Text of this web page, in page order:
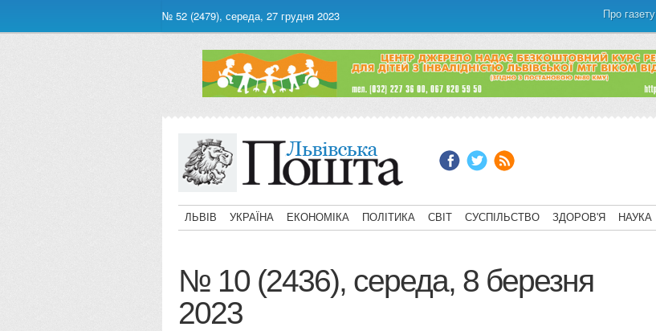
№ 52 (2479), середа, 27 грудня 2023 Про газету
ЛЬВІВ УКРАЇНА ЕКОНОМІКА ПОЛІТИКА СВІТ СУСПІЛЬСТВО ЗДОРОВ'Я НАУКА
№ 10 (2436), середа, 8 березня
2023